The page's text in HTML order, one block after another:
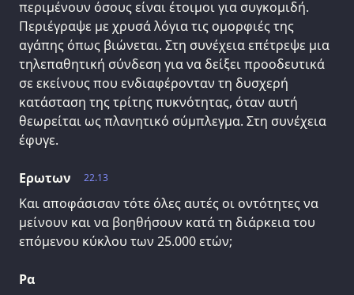
περιμένουν όσους είναι έτοιμοι για συγκομιδή.
Περιέγραψε με χρυσά λόγια τις ομορφιές της
αγάπης όπως βιώνεται. Στη συνέχεια επέτρεψε μια
τηλεπαθητική σύνδεση για να δείξει προοδευτικά
σε εκείνους που ενδιαφέρονταν τη δυσχερή
κατάσταση της τρίτης πυκνότητας, όταν αυτή
θεωρείται ως πλανητικό σύμπλεγμα. Στη συνέχεια
έφυγε.
22.13
Ερωτων
Και αποφάσισαν τότε όλες αυτές οι οντότητες να
μείνουν και να βοηθήσουν κατά τη διάρκεια του
επόμενου κύκλου των 25.000 ετών;
Ρα